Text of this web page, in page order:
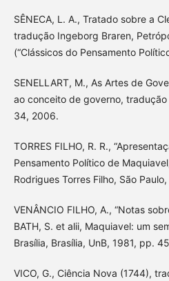
SÊNECA, L. A., Tratado sobre a
tradução Ingeborg Braren,
(“Clássicos do Pensamento
SENELLART, M., As Artes de
ao conceito de governo, tradução
34, 2006.
TORRES FILHO, R. R.,
Pensamento Político de
Rodrigues Torres Filho, São
VENÂNCIO FILHO, A., “Notas
BATH, S. et alii, Maquiavel: um
Brasília, Brasília, UnB, 1981, pp.
VICO, G., Ciência Nova (1744),